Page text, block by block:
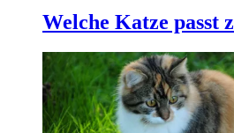
Welche Katze passt